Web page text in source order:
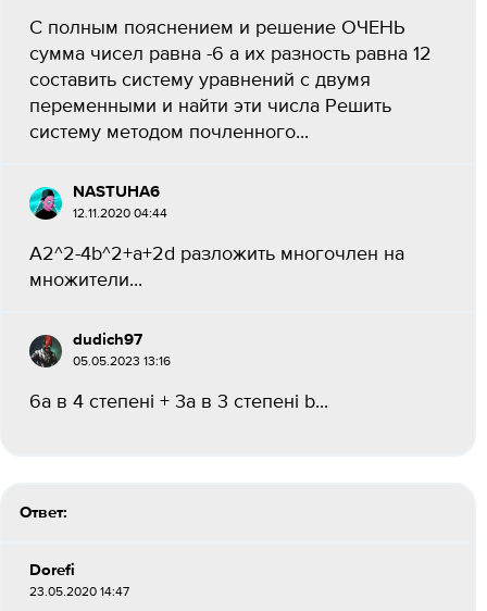
С полным пояснением и решение ОЧЕНЬ
сумма чисел равна -6 а их разность равна 12
составить систему уравнений с двумя
переменными и найти эти числа Решить
систему методом почленного...
NASTUHA6
12.11.2020 04:44
A2^2-4b^2+a+2d разложить многочлен на
множители...
dudich97
05.05.2023 13:16
6а в 4 степені + 3а в 3 степені b​...
Ответ:
Dorefi
23.05.2020 14:47